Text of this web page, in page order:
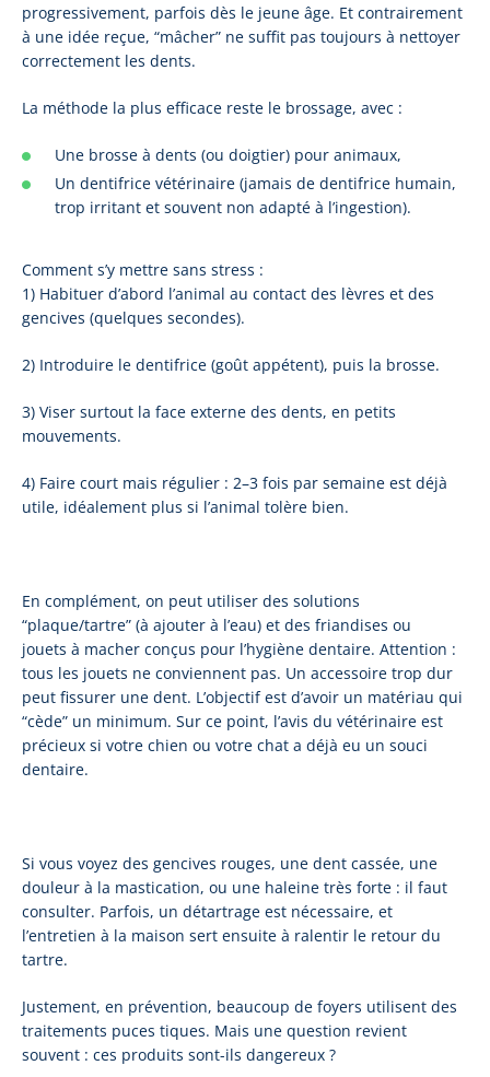
progressivement, parfois dès le jeune âge. Et contrairement
à une idée reçue, “mâcher” ne suffit pas toujours à nettoyer
correctement les dents.
La méthode la plus efficace reste le brossage, avec :
Une brosse à dents (ou doigtier) pour animaux,
Un dentifrice vétérinaire (jamais de dentifrice humain,
trop irritant et souvent non adapté à l’ingestion).
Comment s’y mettre sans stress :
1) Habituer d’abord l’animal au contact des lèvres et des
gencives (quelques secondes).
2) Introduire le dentifrice (goût appétent), puis la brosse.
3) Viser surtout la face externe des dents, en petits
mouvements.
4) Faire court mais régulier : 2–3 fois par semaine est déjà
utile, idéalement plus si l’animal tolère bien.
En complément, on peut utiliser des solutions
“plaque/tartre” (à ajouter à l’eau) et des friandises ou
jouets à macher conçus pour l’hygiène dentaire. Attention :
tous les jouets ne conviennent pas. Un accessoire trop dur
peut fissurer une dent. L’objectif est d’avoir un matériau qui
“cède” un minimum. Sur ce point, l’avis du vétérinaire est
précieux si votre chien ou votre chat a déjà eu un souci
dentaire.
Si vous voyez des gencives rouges, une dent cassée, une
douleur à la mastication, ou une haleine très forte : il faut
consulter. Parfois, un détartrage est nécessaire, et
l’entretien à la maison sert ensuite à ralentir le retour du
tartre.
Justement, en prévention, beaucoup de foyers utilisent des
traitements puces tiques. Mais une question revient
souvent : ces produits sont-ils dangereux ?